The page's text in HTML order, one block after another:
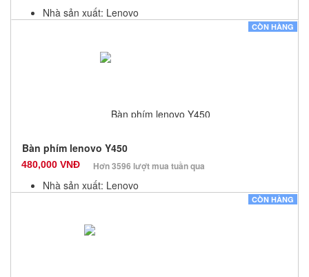
Nhà sản xuất: Lenovo
CÒN HÀNG
Bàn phím lenovo Y450
480,000 VNĐ Hơn 3596 lượt mua tuần qua
Nhà sản xuất: Lenovo
Số lượng: 10
CÒN HÀNG